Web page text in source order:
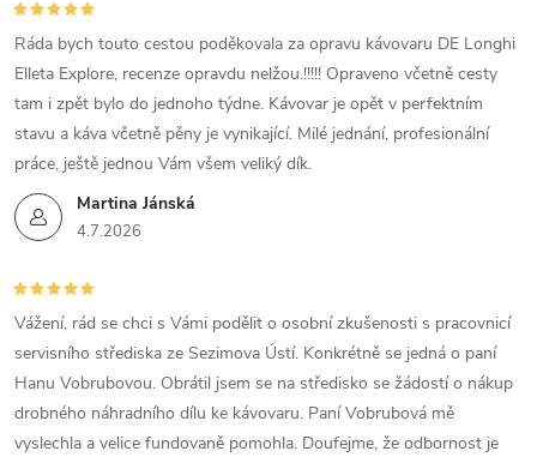
Martina Jánská
4.7.2026
Ráda bych touto cestou poděkovala za opravu kávovaru DE Longhi
Elleta Explore, recenze opravdu nelžou.!!!!! Opraveno včetně cesty
tam i zpět bylo do jednoho týdne. Kávovar je opět v perfektním
stavu a káva včetně pěny je vynikající. Milé jednání, profesionální
práce, ještě jednou Vám všem veliký dík.
Vážení, rád se chci s Vámi podělit o osobní zkušenosti s pracovnicí
servisního střediska ze Sezimova Ústí. Konkrétně se jedná o paní
Hanu Vobrubovou. Obrátil jsem se na středisko se žádostí o nákup
drobného náhradního dílu ke kávovaru. Paní Vobrubová mě
vyslechla a velice fundovaně pomohla. Doufejme, že odbornost je